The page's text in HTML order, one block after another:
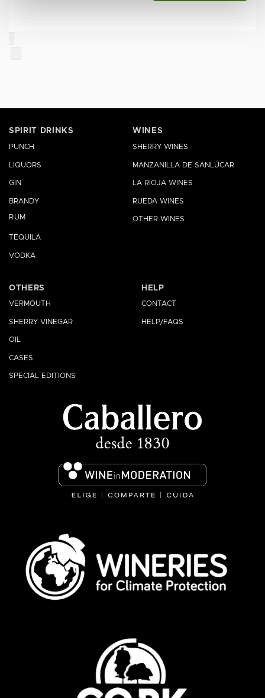
SPIRIT DRINKS
PUNCH
LIQUORS
GIN
BRANDY
RUM
TEQUILA
VODKA
WINES
SHERRY WINES
MANZANILLA DE SANLÚCAR
LA RIOJA WINES
RUEDA WINES
OTHER WINES
OTHERS
VERMOUTH
SHERRY VINEGAR
OIL
CASES
SPECIAL EDITIONS
HELP
CONTACT
HELP/FAQS